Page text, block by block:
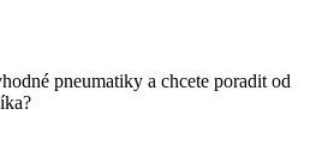
pneumatiky a chcete poradit od